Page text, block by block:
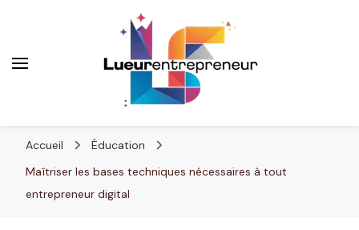
Accueil
Éducation
Maîtriser les bases techniques nécessaires à tout
entrepreneur digital